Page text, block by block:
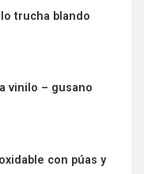
trucha blando
vinilo – gusano
con púas y